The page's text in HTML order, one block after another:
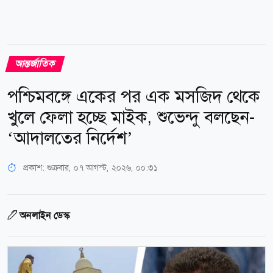
আন্তর্জাতিক
পশ্চিমবঙ্গে একের পর এক মসজিদ থেকে
খুলে ফেলা হচ্ছে মাইক, শুভেন্দু বলছেন-
‘আদালতের নির্দেশ’
প্রকাশ: শুক্রবার, ০৭ আগস্ট, ২০২৬, ০০:৩১
অনলাইন ডেস্ক